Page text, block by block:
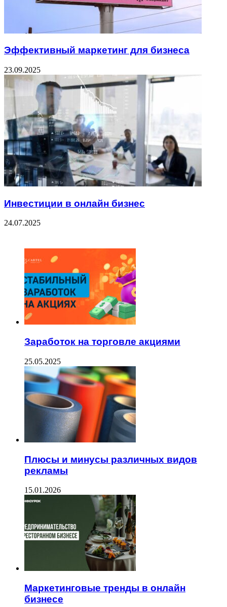
Эффективный маркетинг для бизнеса
23.09.2025
Инвестиции в онлайн бизнес
24.07.2025
Заработок на торговле акциями
25.05.2025
Плюсы и минусы различных видов
рекламы
15.01.2026
Маркетинговые тренды в онлайн
бизнесе